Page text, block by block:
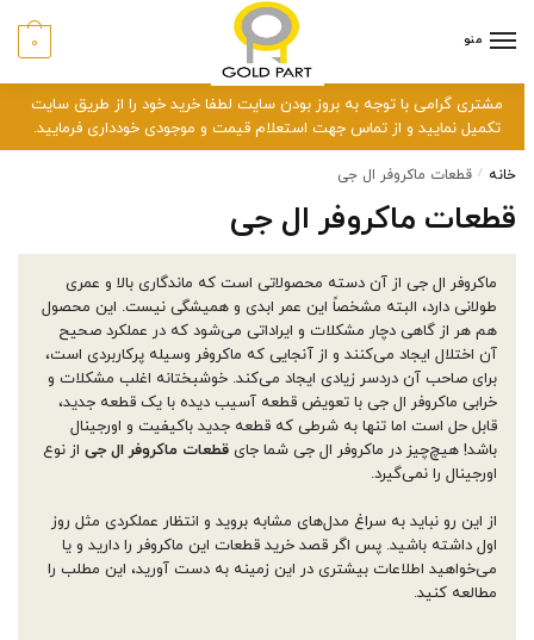
منو
مشتری گرامی با توجه به بروز بودن سایت لطفا خرید خود را از طریق سایت
تکمیل نمایید و از تماس جهت استعلام قیمت و موجودی خودداری فرمایید.
خانه / قطعات ماکروفر ال جی
قطعات ماکروفر ال جی
ماکروفر ال جی از آن دسته محصولاتی است که ماندگاری بالا و عمری
طولانی دارد، البته مشخصاً این عمر ابدی و همیشگی نیست. این محصول
هم هر از گاهی دچار مشکلات و ایراداتی می‌شود که در عملکرد صحیح
آن اختلال ایجاد می‌کنند و از آنجایی که ماکروفر وسیله پرکاربردی است،
برای صاحب آن دردسر زیادی ایجاد می‌کند. خوشبختانه اغلب مشکلات و
خرابی ماکروفر ال جی با تعویض قطعه آسیب دیده با یک قطعه جدید،
قابل حل است اما تنها به شرطی که قطعه جدید باکیفیت و اورجینال
باشد! هیچ‌چیز در ماکروفر ال جی شما جایقطعات ماکروفر ال جیاز نوع
اورجینال را نمی‌گیرد.
از این رو نباید به سراغ مدل‌های مشابه بروید و انتظار عملکردی مثل روز
اول داشته باشید. پس اگر قصد خرید قطعات این ماکروفر را دارید و یا
می‌خواهید اطلاعات بیشتری در این زمینه به دست آورید، این مطلب را
مطالعه کنید.